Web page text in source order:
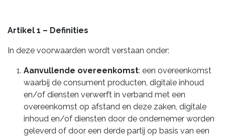
Artikel 1 – Definities
In deze voorwaarden wordt verstaan onder:
Aanvullende overeenkomst: een overeenkomst
waarbij de consument producten, digitale inhoud
en/of diensten verwerft in verband met een
overeenkomst op afstand en deze zaken, digitale
inhoud en/of diensten door de ondernemer worden
geleverd of door een derde partij op basis van een